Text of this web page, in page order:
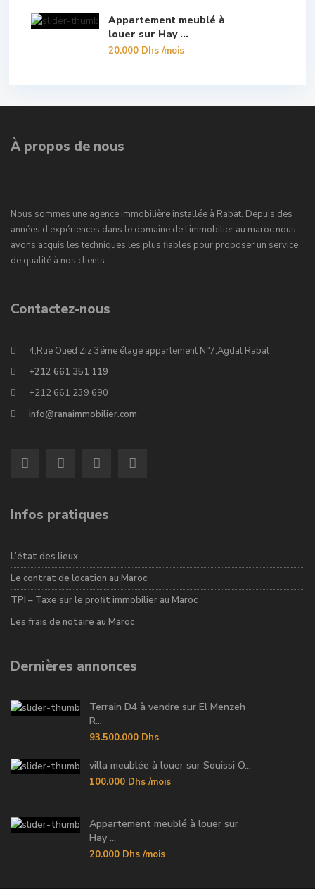
Appartement meublé à
louer sur Hay ...
20.000 Dhs/mois
À propos de nous
Nous sommes une agence immobilière installée à Rabat. Depuis des
années d’expériences dans le domaine de l’immobilier au maroc nous
avons acquis les techniques les plus fiables pour proposer un service
de qualité à nos clients.
Contactez-nous
4,Rue Oued Ziz 3éme étage appartement N°7,Agdal Rabat
+212 661 351 119
+212 661 239 690
info@ranaimmobilier.com
Infos pratiques
L’état des lieux
Le contrat de location au Maroc
TPI – Taxe sur le profit immobilier au Maroc
Les frais de notaire au Maroc
Dernières annonces
Terrain D4 à vendre sur El Menzeh
R...
93.500.000 Dhs
villa meublée à louer sur Souissi O...
100.000 Dhs /mois
Appartement meublé à louer sur
Hay ...
20.000 Dhs /mois